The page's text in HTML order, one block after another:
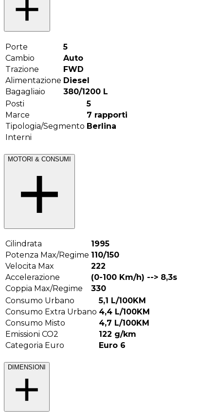
Porte
5
Cambio
Auto
Trazione
FWD
Alimentazione Diesel
Bagagliaio
380/1200 L
Posti
5
Marce
7 rapporti
Tipologia/Segmento Berlina
Interni
MOTORI & CONSUMI
Cilindrata
1995
Potenza Max/Regime 110/150
Velocita Max
222
Accelerazione
(0-100 Km/h) --> 8,3s
Coppia Max/Regime
330
Consumo Urbano
5,1
L/100KM
Consumo Extra Urbano 4,4 L/100KM
Consumo Misto
4,7 L/100KM
Emissioni CO2
122 g/km
Categoria Euro
Euro 6
DIMENSIONI